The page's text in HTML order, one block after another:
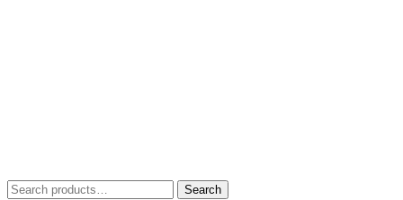
Search
Search